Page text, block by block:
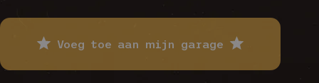
Voeg toe aan mijn garage